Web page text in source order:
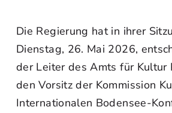
Die Regierung hat in ihrer
Dienstag, 26. Mai 2026,
der Leiter des Amts für Kultur
den Vorsitz der Kommission
Internationalen Bodensee-